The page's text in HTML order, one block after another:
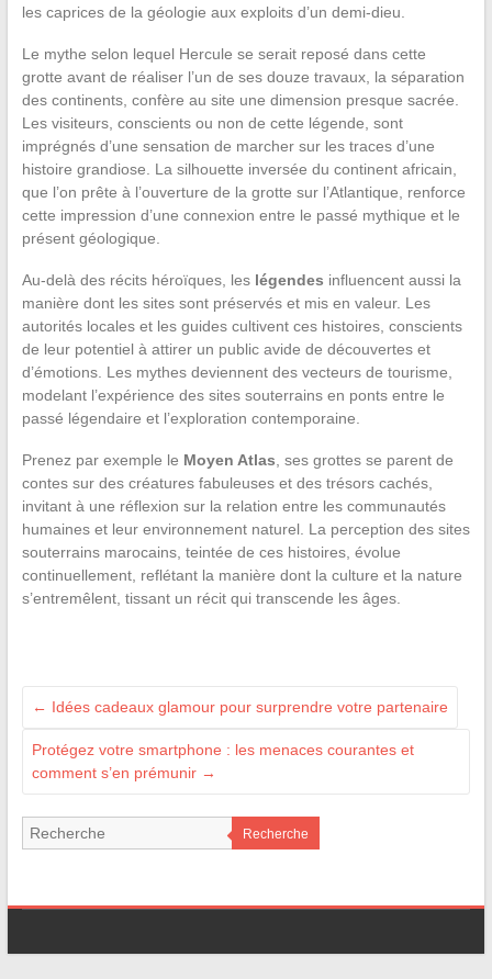
les caprices de la géologie aux exploits d’un demi-dieu.
Le mythe selon lequel Hercule se serait reposé dans cette
grotte avant de réaliser l’un de ses douze travaux, la séparation
des continents, confère au site une dimension presque sacrée.
Les visiteurs, conscients ou non de cette légende, sont
imprégnés d’une sensation de marcher sur les traces d’une
histoire grandiose. La silhouette inversée du continent africain,
que l’on prête à l’ouverture de la grotte sur l’Atlantique, renforce
cette impression d’une connexion entre le passé mythique et le
présent géologique.
Au-delà des récits héroïques, les légendes influencent aussi la
manière dont les sites sont préservés et mis en valeur. Les
autorités locales et les guides cultivent ces histoires, conscients
de leur potentiel à attirer un public avide de découvertes et
d’émotions. Les mythes deviennent des vecteurs de tourisme,
modelant l’expérience des sites souterrains en ponts entre le
passé légendaire et l’exploration contemporaine.
Prenez par exemple le Moyen Atlas , ses grottes se parent de
contes sur des créatures fabuleuses et des trésors cachés,
invitant à une réflexion sur la relation entre les communautés
humaines et leur environnement naturel. La perception des sites
souterrains marocains, teintée de ces histoires, évolue
continuellement, reflétant la manière dont la culture et la nature
s’entremêlent, tissant un récit qui transcende les âges.
← Idées cadeaux glamour pour surprendre votre partenaire
Protégez votre smartphone : les menaces courantes et
comment s’en prémunir →
Recherche